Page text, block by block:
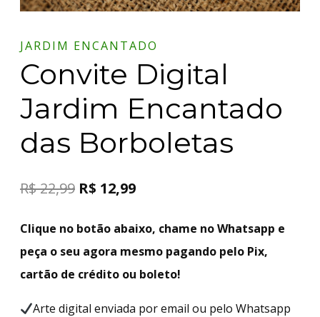
JARDIM ENCANTADO
Convite Digital
Jardim Encantado
das Borboletas
R$22,99 R$ 12,99
Clique no botão abaixo, chame no Whatsapp e
peça o seu agora mesmo pagando pelo Pix,
cartão de crédito ou boleto!
Arte digital enviada por email ou pelo Whatsapp